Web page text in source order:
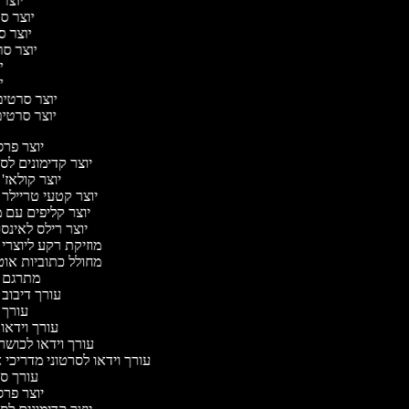
יוצר
יוצר
יוצר
יוצר
יוצר
יוצר
יוצר קדימונים
יוצר
יוצר קטעי
יוצר קליפים
יוצר רילס
מוזיקת רקע
מחולל כתוביות
עורך
עורך
עורך וידאו
עורך וידאו לסרטוני
עורך
יוצר